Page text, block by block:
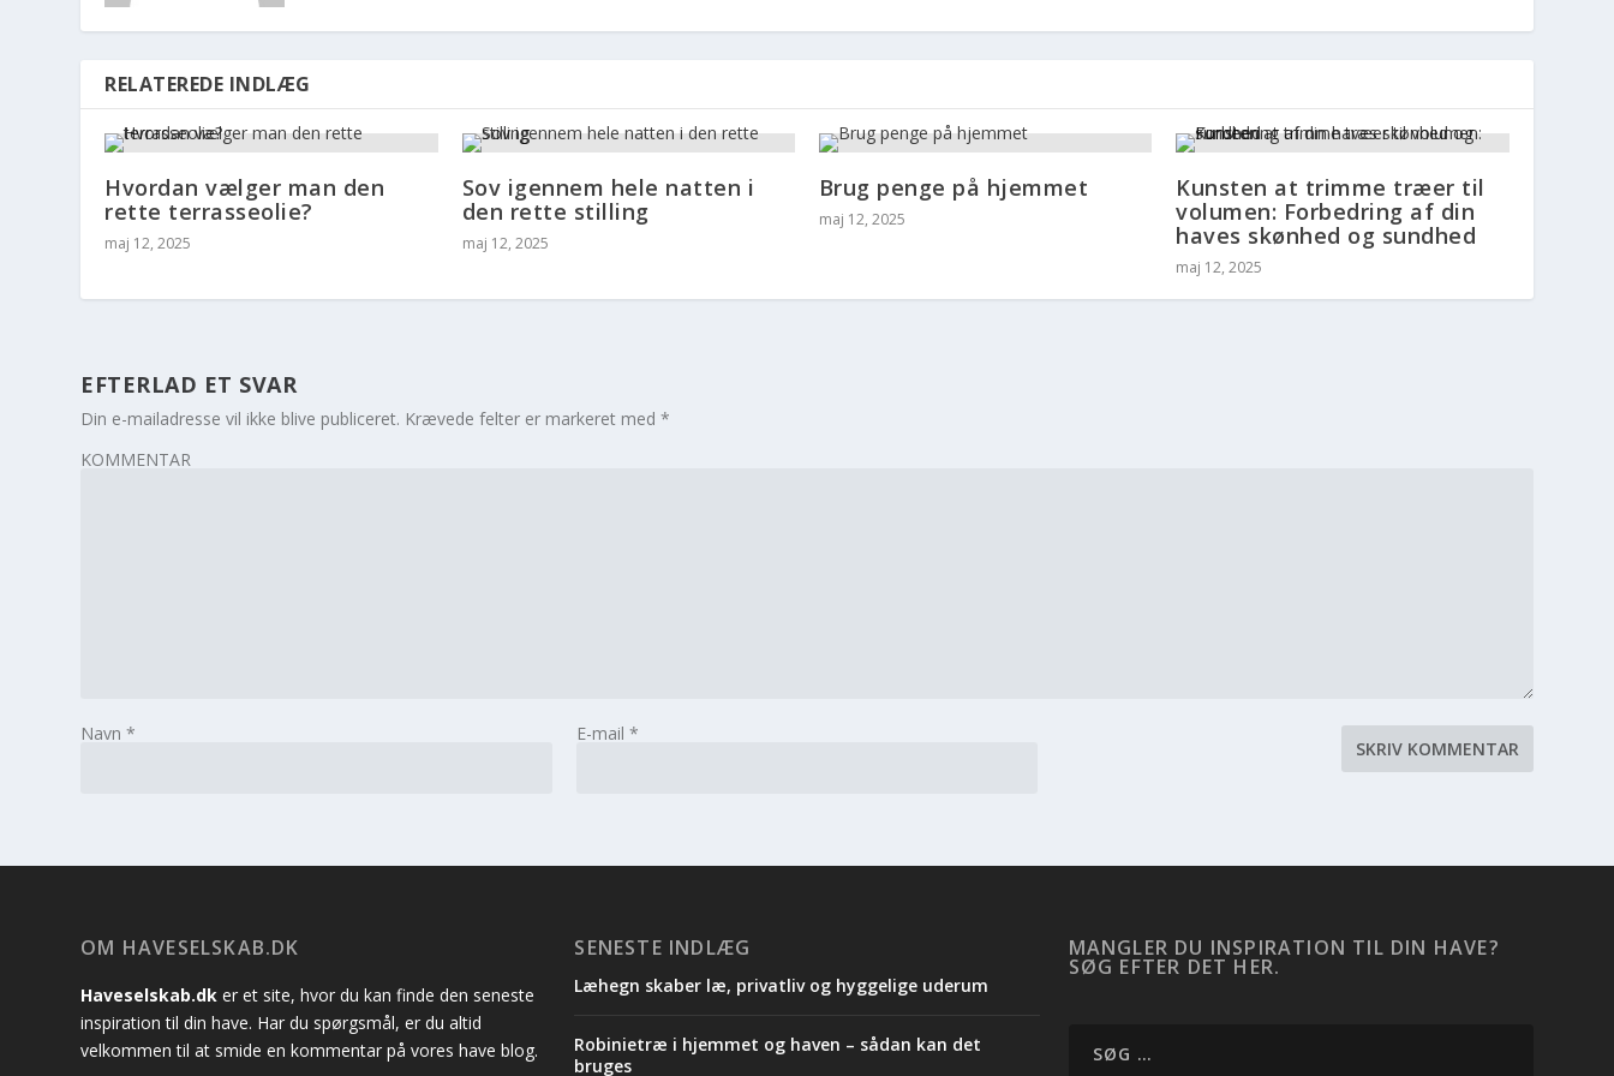
RELATEREDE INDLÆG
Hvordan vælger man den
rette terrasseolie?
maj 12, 2025
Sov igennem hele natten i
den rette stilling
maj 12, 2025
Brug penge på hjemmet
maj 12, 2025
Kunsten at trimme træer til
volumen: Forbedring af din
haves skønhed og sundhed
maj 12, 2025
EFTERLAD ET SVAR
Din e-mailadresse vil ikke blive publiceret. Krævede felter er markeret med*
KOMMENTAR
Navn* E-mail*
OM HAVESELSKAB.DK
Haveselskab.dk er et site, hvor du kan finde den seneste
inspiration til din have. Har du spørgsmål, er du altid
velkommen til at smide en kommentar på vores have blog.
SENESTE INDLÆG
Læhegn skaber læ, privatliv og hyggelige uderum
Robinietræ i hjemmet og haven – sådan kan det
bruges
MANGLER DU INSPIRATION TIL DIN HAVE?
SØG EFTER DET HER.